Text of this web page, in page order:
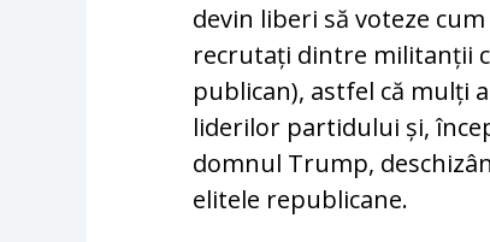
devin liberi să voteze
recrutați dintre militanții
publican), astfel că mulți
liderilor par­tidului și,
domnul Trump,
elitele republicane.